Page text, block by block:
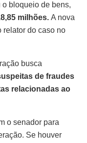
bloqueio de bens,
milhões. A nova
relator do caso no
busca
de fraudes
relacionadas ao
o senador para
Se houver